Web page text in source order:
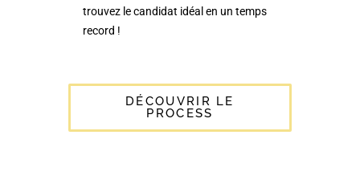
trouvez le candidat idéal en un temps
record !
DÉCOUVRIR LE
PROCESS